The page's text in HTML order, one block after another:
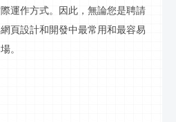
運作方式。因此，無論您是聘請
頁設計和開發中最常用和最容易
。